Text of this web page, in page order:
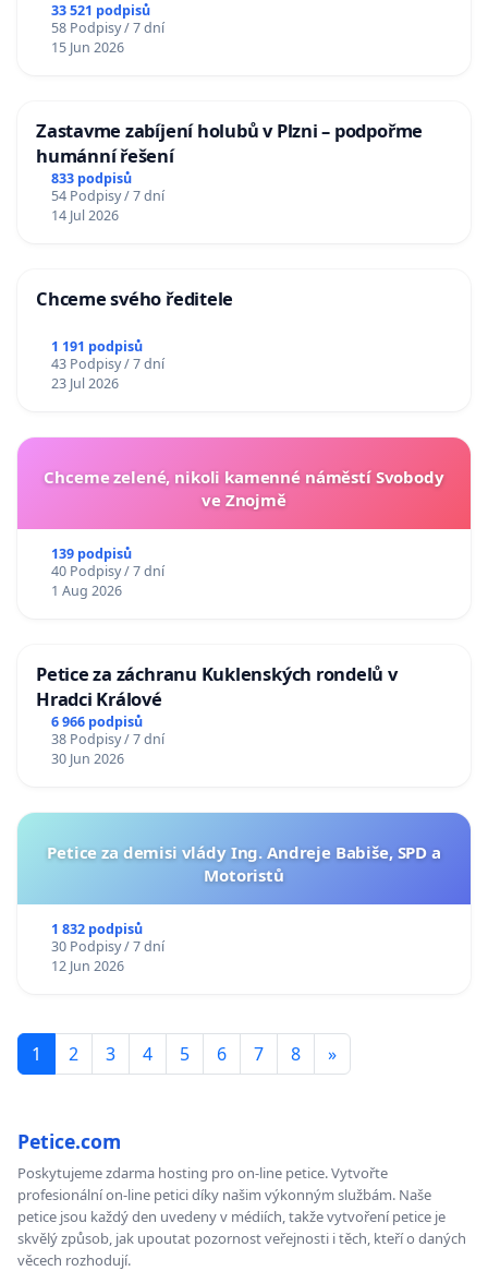
33 521 podpisů
58 Podpisy / 7 dní
15 Jun 2026
Zastavme zabíjení holubů v Plzni – podpořme
humánní řešení
833 podpisů
54 Podpisy / 7 dní
14 Jul 2026
Chceme svého ředitele
1 191 podpisů
43 Podpisy / 7 dní
23 Jul 2026
Chceme zelené, nikoli kamenné náměstí Svobody
ve Znojmě
139 podpisů
40 Podpisy / 7 dní
1 Aug 2026
Petice za záchranu Kuklenských rondelů v
Hradci Králové
6 966 podpisů
38 Podpisy / 7 dní
30 Jun 2026
Petice za demisi vlády Ing. Andreje Babiše, SPD a
Motoristů
1 832 podpisů
30 Podpisy / 7 dní
12 Jun 2026
1 2 3 4 5 6 7 8 »
Petice.com
Poskytujeme zdarma hosting pro on-line petice. Vytvořte
profesionální on-line petici díky našim výkonným službám. Naše
petice jsou každý den uvedeny v médiích, takže vytvoření petice je
skvělý způsob, jak upoutat pozornost veřejnosti i těch, kteří o daných
věcech rozhodují.